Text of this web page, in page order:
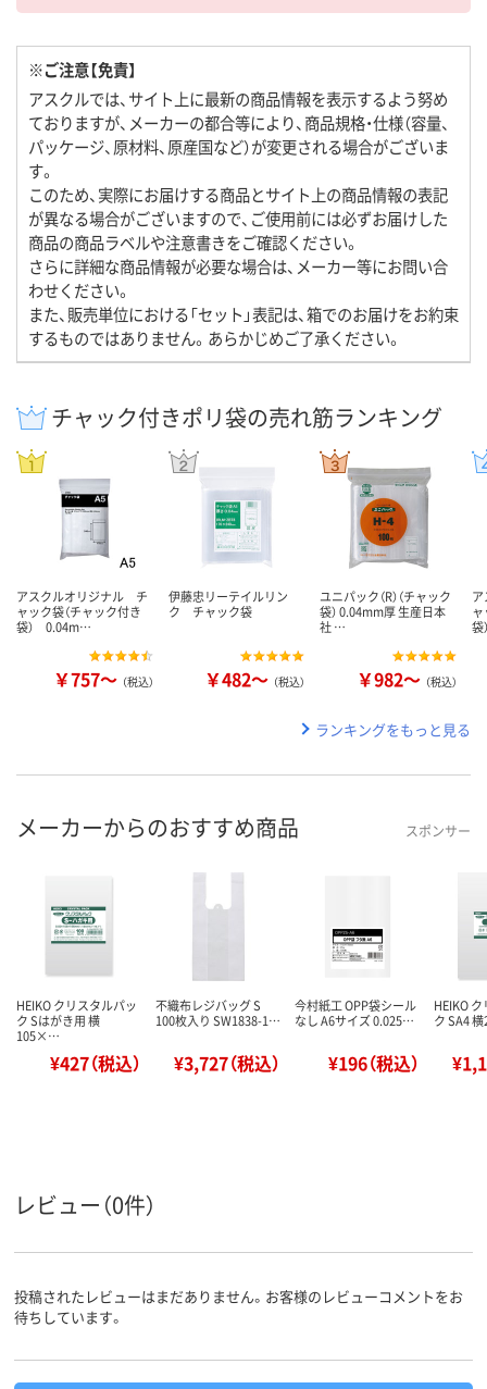
※ご注意【免責】
アスクルでは、サイト上に最新の商品情報を表示するよう努め
ておりますが、メーカーの都合等により、商品規格・仕様（容量、
パッケージ、原材料、原産国など）が変更される場合がございま
す。
このため、実際にお届けする商品とサイト上の商品情報の表記
が異なる場合がございますので、ご使用前には必ずお届けした
商品の商品ラベルや注意書きをご確認ください。
さらに詳細な商品情報が必要な場合は、メーカー等にお問い合
わせください。
また、販売単位における「セット」表記は、箱でのお届けをお約束
するものではありません。あらかじめご了承ください。
チャック付きポリ袋の売れ筋ランキング
アスクルオリジナル チ
ャック袋（チャック付き
袋） 0.04m…
￥757～ （税込）
伊藤忠リーテイルリン
ク チャック袋
￥482～ （税込）
ユニパック（R）（チャック
袋） 0.04mm厚 生産日本
社 …
￥982～ （税込）
ャ
ランキングをもっと見る
メーカーからのおすすめ商品 スポンサー
HEIKO クリスタルパッ
ク Sはがき用 横
105×…
¥427（税込）
不織布レジバッグ S
100枚入り SW1838-1…
¥3,727（税込）
今村紙工 OPP袋シール
なし A6サイズ 0.025…
¥196（税込）
HEIKO
ク SA4
レビュー（0件）
投稿されたレビューはまだありません。お客様のレビューコメントをお
待ちしています。